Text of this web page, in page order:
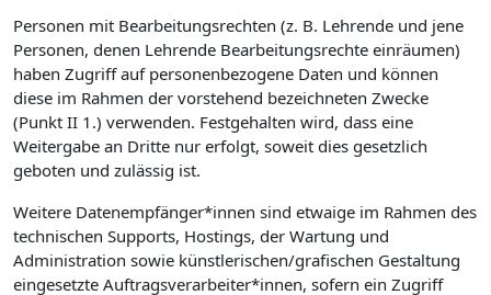
Personen mit Bearbeitungsrechten (z. B. Lehrende und jene
Personen, denen Lehrende Bearbeitungsrechte einräumen)
haben Zugriff auf personenbezogene Daten und können
diese im Rahmen der vorstehend bezeichneten Zwecke
(Punkt II 1.) verwenden. Festgehalten wird, dass eine
Weitergabe an Dritte nur erfolgt, soweit dies gesetzlich
geboten und zulässig ist.
Weitere Datenempfänger*innen sind etwaige im Rahmen des
technischen Supports, Hostings, der Wartung und
Administration sowie künstlerischen/grafischen Gestaltung
eingesetzte Auftragsverarbeiter*innen, sofern ein Zugriff